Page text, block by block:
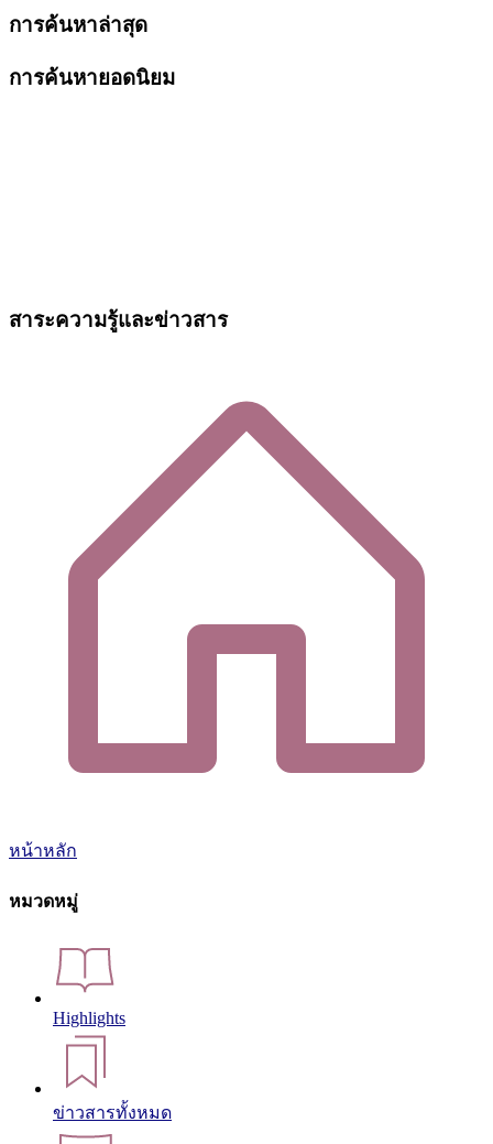
การค้นหาล่าสุด
การค้นหายอดนิยม
สาระความรู้และข่าวสาร
หน้าหลัก
หมวดหมู่
Highlights
ข่าวสารทั้งหมด